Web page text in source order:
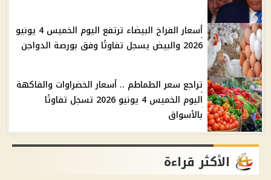
أسعار الفراخ البيضاء ترتفع اليوم الخميس 4 يونيو
2026 والبيض يسجل تفاوتًا وفق بورصة الدواجن
تراجع سعر الطماطم .. أسعار الخضراوات والفاكهة
اليوم الخميس 4 يونيو 2026 تسجل تفاوتًا
بالأسواق
الأكثر قراءة